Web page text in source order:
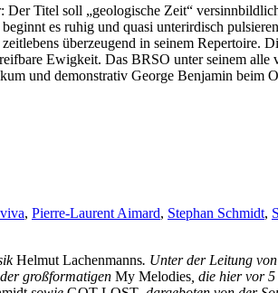
Titel soll „geologische Zeit“
es ruhig und quasi unterirdisch
überzeugend in seinem Repertoire.
Ewigkeit. Das BRSO unter seinem alle
und demonstrativ George Benjamin beim
, Pierre-Laurent Aimard, Stephan Schmidt,
Helmut Lachenmanns. Unter der Leitung von
großformatigen My Melodies , die hier vor